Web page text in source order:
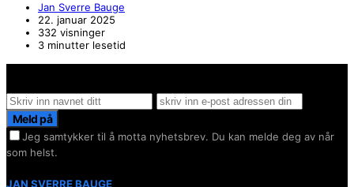
Jan Sverre Bauge
22. januar 2025
332 visninger
3 minutter lesetid
Meld på
Jeg samtykker til å motta nyhetsbrev. Du kan melde deg av når
som helst.
JAN SVERRE BAUGE